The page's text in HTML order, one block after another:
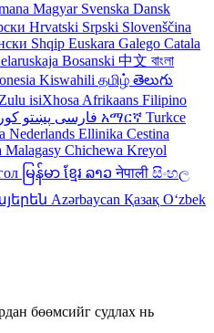
Magyar Svenska Dansk
Hrvatski Srpski Slovenščina
Shqip Euskara Galego Catala
Bosanski 中文 বাংলা
Kiswahili தமிழ் తెలుగు
isiXhosa Afrikaans Filipino
فارسی پښتو አማርኛ Turkce
Nederlands Ellinika Cestina
Malagasy Chichewa Kreyol
မြန်မာ ខ្មែរ ລາວनेपाली සිංහල
Azərbaycan Қазақ Oʻzbek
бөөмсийг судлах нь